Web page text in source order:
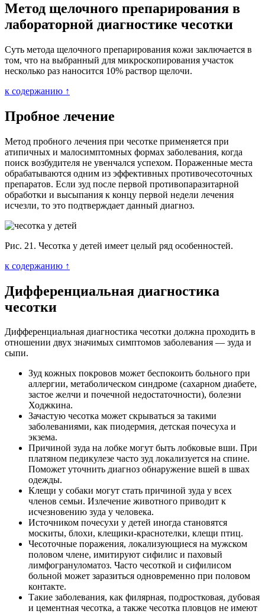
Метод щелочного препарирования в
лабораторной диагностике чесотки
Суть метода щелочного препарирования кожи заключается в
том, что на выбранный для микроскопирования участок
несколько раз наносится 10% раствор щелочи.
к содержанию ↑
Пробное лечение
Метод пробного лечения при чесотке применяется при
атипичных и малосимптомных формах заболевания, когда
поиск возбудителя не увенчался успехом. Пораженные места
обрабатываются одним из эффективных противочесоточных
препаратов. Если зуд после первой противопаразитарной
обработки и высыпания к концу первой недели лечения
исчезли, то это подтверждает данный диагноз.
Рис. 21. Чесотка у детей имеет целый ряд особенностей.
к содержанию ↑
Дифференциальная диагностика
чесотки
Дифференциальная диагностика чесотки должна проходить в
отношении двух значимых симптомов заболевания — зуда и
сыпи.
Зуд кожных покровов может беспокоить больного при
аллергии, метаболическом синдроме (сахарном диабете,
застое желчи и почечной недостаточности), болезни
Ходжкина.
Зачастую чесотка может скрываться за такими
заболеваниями, как пиодермия, детская почесуха и
экзема.
Причиной зуда на лобке могут быть лобковые вши. При
платяном педикулезе часто зуд локализуется на спине.
Поможет уточнить диагноз обнаружение вшей в швах
одежды.
Клещи у собаки могут стать причиной зуда у всех
членов семьи. Излечение животного приводит к
исчезновению зуда у человека.
Источником почесухи у детей иногда становятся
москиты, блохи, клещики-краснотелки, клещи птиц.
Чесоточные поражения, локализующиеся на мужском
половом члене, имитируют сифилис и паховый
лимфогрануломатоз. Часто чесоткой и сифилисом
больной может заразиться одновременно при половом
контакте.
Такие заболевания, как филярная, подростковая, дубовая
и цементная чесотка, а также чесотка пловцов не имеют